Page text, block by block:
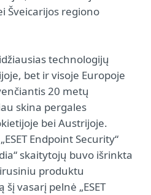
Šveicarijos regiono
technologijų
bet ir visoje Europoje
20 metų
skina pergales
bei Austrijoje.
Endpoint Security“
skaitytojų buvo išrinkta
produktu
vasarį pelnė „ESET